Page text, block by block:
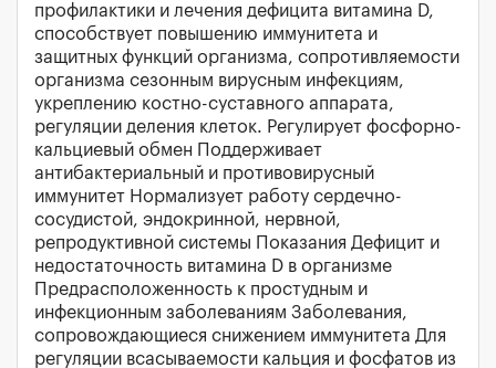
профилактики и лечения дефицита витамина D,
способствует повышению иммунитета и
защитных функций организма, сопротивляемости
организма сезонным вирусным инфекциям,
укреплению костно-суставного аппарата,
регуляции деления клеток. Регулирует фосфорно-
кальциевый обмен Поддерживает
антибактериальный и противовирусный
иммунитет Нормализует работу сердечно-
сосудистой, эндокринной, нервной,
репродуктивной системы Показания Дефицит и
недостаточность витамина D в организме
Предрасположенность к простудным и
инфекционным заболеваниям Заболевания,
сопровождающиеся снижением иммунитета Для
регуляции всасываемости кальция и фосфатов из